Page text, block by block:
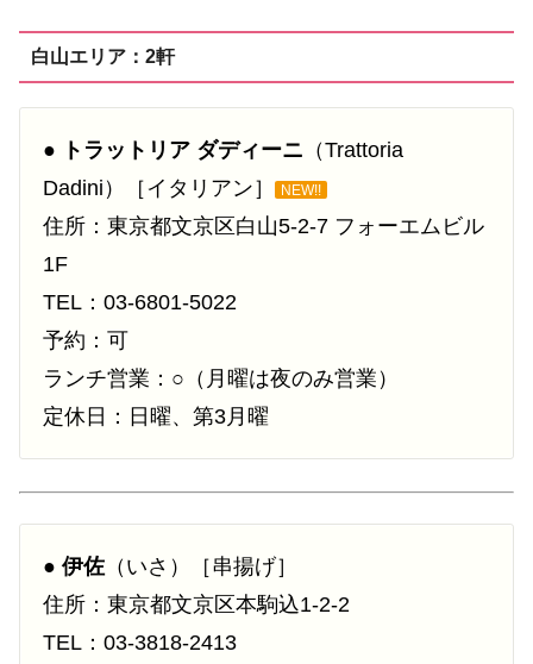
白山エリア：2軒
● トラットリア ダディーニ （Trattoria
Dadini）［イタリアン］
NEW!!
住所：東京都文京区白山5-2-7 フォーエムビル
1F
TEL：03-6801-5022
予約：可
ランチ営業：○（月曜は夜のみ営業）
定休日：日曜、第3月曜
● 伊佐 （いさ）［串揚げ］
住所：東京都文京区本駒込1-2-2
TEL：03-3818-2413